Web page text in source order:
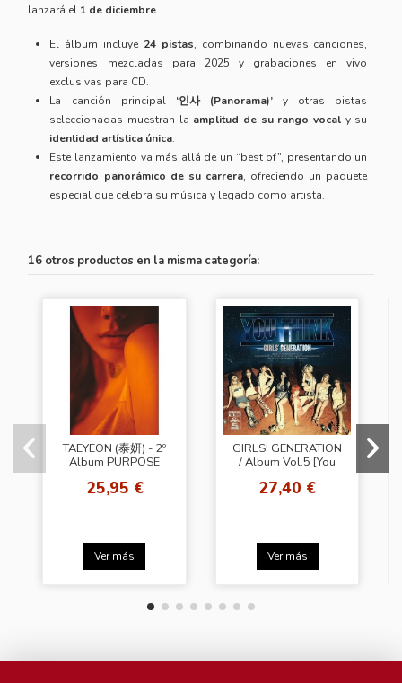
lanzará el 1 de diciembre.
El álbum incluye 24 pistas, combinando nuevas canciones,
versiones mezcladas para 2025 y grabaciones en vivo
exclusivas para CD.
La canción principal ‘인사 (Panorama)’ y otras pistas
seleccionadas muestran la amplitud de su rango vocal y su
identidad artística única.
Este lanzamiento va más allá de un “best of”, presentando un
recorrido panorámico de su carrera, ofreciendo un paquete
especial que celebra su música y legado como artista.
16 otros productos en la misma categoría:
TAEYEON (泰妍) - 2º
Album PURPOSE
25,95 €
Ver más
GIRLS' GENERATION
/ Album Vol.5 [You
27,40 €
Ver más